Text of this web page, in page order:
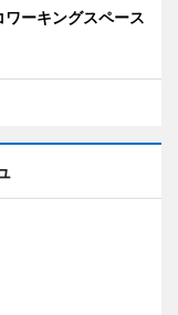
ーキングスペース